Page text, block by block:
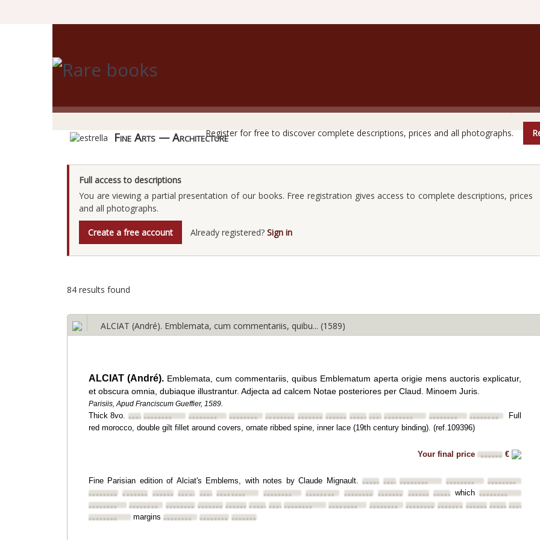
Rare books do not reveal all their secrets at first
Register for free to discover complete descriptions, prices and all photographs.
Fine Arts — Architecture
Full access to descriptions
You are viewing a partial presentation of our books. Free registration gives access to complete descriptions, prices
and all photographs.
Create a free account Already registered? Sign in
84 results found
ALCIAT (André). Emblemata, cum commentariis, quibu... (1589)
ALCIAT (André). Emblemata, cum commentariis, quibus Emblematum aperta origie mens auctoris explicatur,
et obscura omnia, dubiaque illustrantur. Adjecta ad calcem Notae posteriores per Claud. Minoem Juris.
Parisiis, Apud Franciscum Gueffier, 1589.
Thick 8vo. •••••••••••••••• •••••••• •••••••• •••••••• •••••••••••••••••••••••••••••••••••••••• •••••••• ••••••••
Full
red morocco, double gilt fillet around covers, ornate ribbed spine, inner lace (19th century binding). (ref.109396)
Your final price •••••• €
Fine Parisian edition of Alciat's Emblems, with notes by Claude Mignault.•••••••••••••••••••••••• ••••••••
••••••••
•••••••• •••••••• •••••••••••••••••••••••••••••••• •••••••• •••••••• •••••••• •••••••• ••••••••••••••••which••••••••
••••••••
•••••••• •••••••• •••••••••••••••••••••••••••••••••••••••• •••••••• •••••••• •••••••• ••••••••••••••••••••••••••••••••
••••••••
margins •••••••• •••••••• ••••••••